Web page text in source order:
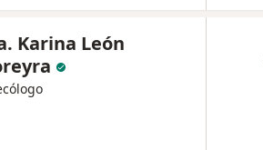
Karina León